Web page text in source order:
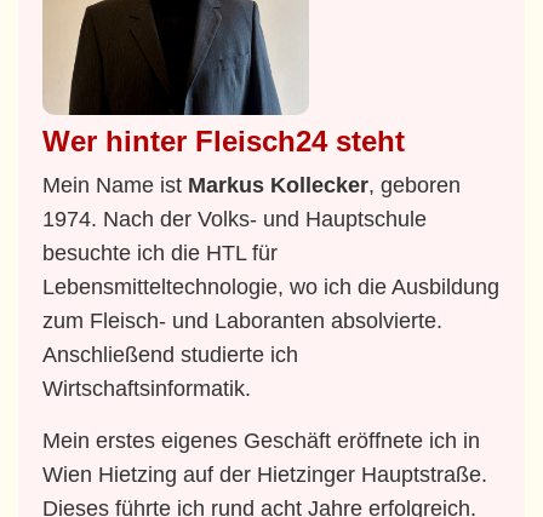
Wer hinter Fleisch24 steht
Mein Name ist Markus Kollecker, geboren
1974. Nach der Volks- und Hauptschule
besuchte ich die HTL für
Lebensmitteltechnologie, wo ich die Ausbildung
zum Fleisch- und Laboranten absolvierte.
Anschließend studierte ich
Wirtschaftsinformatik.
Mein erstes eigenes Geschäft eröffnete ich in
Wien Hietzing auf der Hietzinger Hauptstraße.
Dieses führte ich rund acht Jahre erfolgreich.